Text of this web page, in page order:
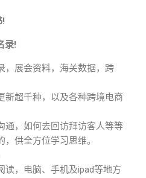
!
录!
，展会资料，海关数据，跨
新超千种，以及各种跨境电商
通，如何去回访拜访客人等等
供全方位学习思维。
读，电脑、手机及ipad等地方